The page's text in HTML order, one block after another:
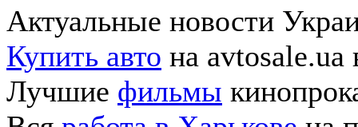
Актуальные новости
Купить авто на avtosale.ua
Лучшие фильмы